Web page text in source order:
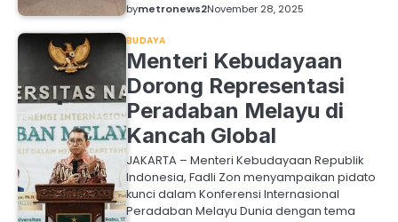
bymetronews2November 28, 2025
BUDAYA
Menteri Kebudayaan
Dorong Representasi
Peradaban Melayu di
Kancah Global
JAKARTA – Menteri Kebudayaan Republik
Indonesia, Fadli Zon menyampaikan pidato
kunci dalam Konferensi Internasional
Peradaban Melayu Dunia dengan tema